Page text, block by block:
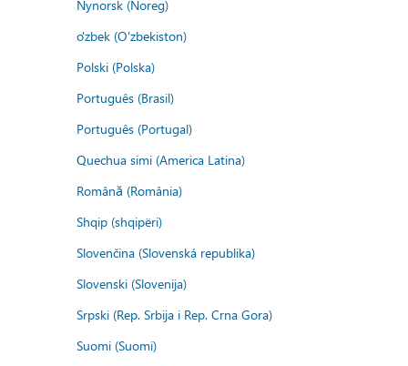
Nynorsk (Noreg)
o'zbek (O'zbekiston)
Polski (Polska)
Português (Brasil)
Português (Portugal)
Quechua simi (America Latina)
Română (România)
Shqip (shqipëri)
Slovenčina (Slovenská republika)
Slovenski (Slovenija)
Srpski (Rep. Srbija i Rep. Crna Gora)
Suomi (Suomi)